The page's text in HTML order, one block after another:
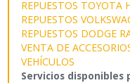
REPUESTOS TOYOTA
REPUESTOS
REPUESTOS DODGE
VENTA DE
VEHÍCULOS
Servicios disponibles